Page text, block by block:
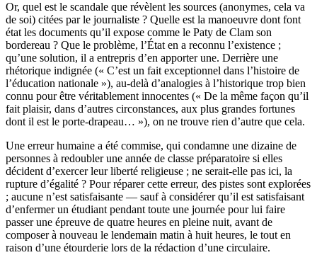
Or, quel est le scandale que révèlent les sources (anonymes, cela va
de soi) citées par le journaliste ? Quelle est la manoeuvre dont font
état les documents qu’il expose comme le Paty de Clam son
bordereau ? Que le problème, l’État en a reconnu l’existence ;
qu’une solution, il a entrepris d’en apporter une. Derrière une
rhétorique indignée (« C’est un fait exceptionnel dans l’histoire de
l’éducation nationale »), au-delà d’analogies à l’historique trop bien
connu pour être véritablement innocentes (« De la même façon qu’il
fait plaisir, dans d’autres circonstances, aux plus grandes fortunes
dont il est le porte-drapeau… »), on ne trouve rien d’autre que cela.
Une erreur humaine a été commise, qui condamne une dizaine de
personnes à redoubler une année de classe préparatoire si elles
décident d’exercer leur liberté religieuse ; ne serait-elle pas ici, la
rupture d’égalité ? Pour réparer cette erreur, des pistes sont explorées
; aucune n’est satisfaisante — sauf à considérer qu’il est satisfaisant
d’enfermer un étudiant pendant toute une journée pour lui faire
passer une épreuve de quatre heures en pleine nuit, avant de
composer à nouveau le lendemain matin à huit heures, le tout en
raison d’une étourderie lors de la rédaction d’une circulaire.